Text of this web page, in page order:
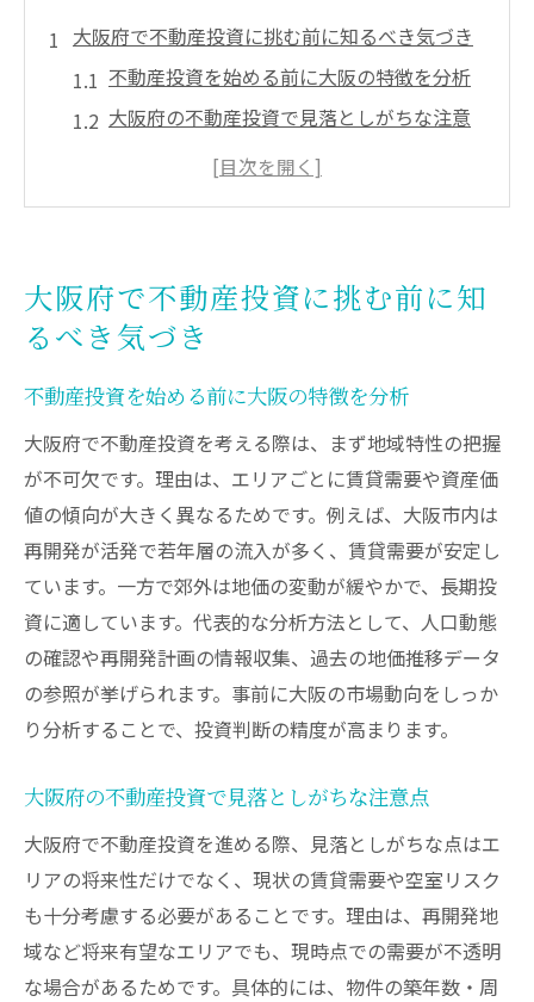
大阪府で不動産投資に挑む前に知るべき気づき
不動産投資を始める前に大阪の特徴を分析
大阪府の不動産投資で見落としがちな注意
ント
大阪で不動産投資をするメリットとその理
由
訣
資産価値が落ちない大阪の街選びのコツ
資産価値を守る大阪のエリア選定ポイント
地価が上がりそうな地域の見極め方と実例
不動産投資に最適な大阪エリアの共通点
大阪市の資産価値が落ちない街の特徴
将来性を考えた大阪の街選びの最新トレン
ド
大阪IRが不動産投資に与える影響を解説
大阪IR周辺エリアの投資メリットと課題
今後期待される大阪IRと資産価値の関係
大阪IR 不動産投資で注目の物件タイプ
大阪府で不動産投資に挑む前に知
るべき気づき
不動産投資を始める前に大阪の特徴を分析
大阪府で不動産投資を考える際は、まず地域特性の把握
が不可欠です。理由は、エリアごとに賃貸需要や資産価
値の傾向が大きく異なるためです。例えば、大阪市内は
再開発が活発で若年層の流入が多く、賃貸需要が安定し
ています。一方で郊外は地価の変動が緩やかで、長期投
資に適しています。代表的な分析方法として、人口動態
の確認や再開発計画の情報収集、過去の地価推移データ
の参照が挙げられます。事前に大阪の市場動向をしっか
り分析することで、投資判断の精度が高まります。
大阪府の不動産投資で見落としがちな注意点
大阪府で不動産投資を進める際、見落としがちな点はエ
リアの将来性だけでなく、現状の賃貸需要や空室リスク
も十分考慮する必要があることです。理由は、再開発地
域など将来有望なエリアでも、現時点での需要が不透明
な場合があるためです。具体的には、物件の築年数・周